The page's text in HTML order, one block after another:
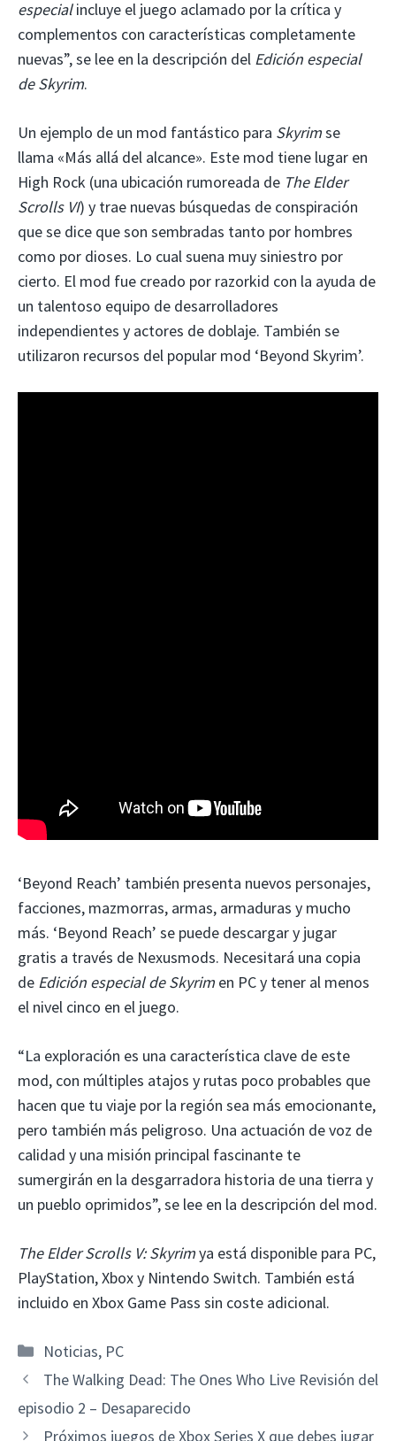
especialincluye el juego aclamado por la crítica y
complementos con características completamente
nuevas”, se lee en la descripción del Edición especial
de Skyrim.
Un ejemplo de un mod fantástico para Skyrimse
llama «Más allá del alcance». Este mod tiene lugar en
High Rock (una ubicación rumoreada de The Elder
Scrolls VI) y trae nuevas búsquedas de conspiración
que se dice que son sembradas tanto por hombres
como por dioses. Lo cual suena muy siniestro por
cierto. El mod fue creado por razorkid con la ayuda de
un talentoso equipo de desarrolladores
independientes y actores de doblaje. También se
utilizaron recursos del popular mod ‘Beyond Skyrim’.
‘Beyond Reach’ también presenta nuevos personajes,
facciones, mazmorras, armas, armaduras y mucho
más. ‘Beyond Reach’ se puede descargar y jugar
gratis a través de Nexusmods. Necesitará una copia
de Edición especial de Skyrim en PC y tener al menos
el nivel cinco en el juego.
“La exploración es una característica clave de este
mod, con múltiples atajos y rutas poco probables que
hacen que tu viaje por la región sea más emocionante,
pero también más peligroso. Una actuación de voz de
calidad y una misión principal fascinante te
sumergirán en la desgarradora historia de una tierra y
un pueblo oprimidos”, se lee en la descripción del mod.
The Elder Scrolls V: Skyrimya está disponible para PC,
PlayStation, Xbox y Nintendo Switch. También está
incluido en Xbox Game Pass sin coste adicional.
Categorías
Noticias, PC
The Walking Dead: The Ones Who Live Revisión del
episodio 2 – Desaparecido
Próximos juegos de Xbox Series X que debes jugar